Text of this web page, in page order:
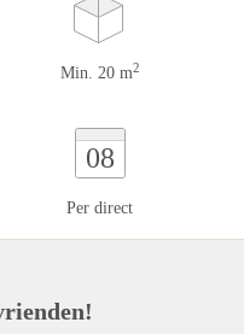
Min. 20 m2
08
Per direct